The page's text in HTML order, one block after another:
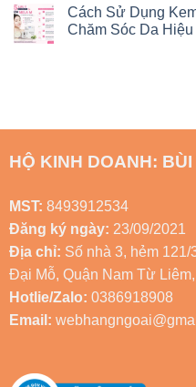
Và
Cách
Sử
Và
Kinh
Nghiệm
Kem
Mela
M
Tranexamic
Và
Các
Dưỡng
bình
luận
ở
Ai
Và
Không
Dụng?
Cách Sử Dụng
Chăm Sóc Da Hiệu
Dụng
Mela
M
Hỗ
Trợ
Chăm
Sóc
Da
Hiệu
Quả
HỘ KINH DOANH:
MST: 8493912534
Đăng ký ngày: 23/09/2021
Địa chỉ: Số nhà 3, hẻm
Đại Mỗ, Quận Nam Từ
Hotlie/Zalo: 0386918908
Email: